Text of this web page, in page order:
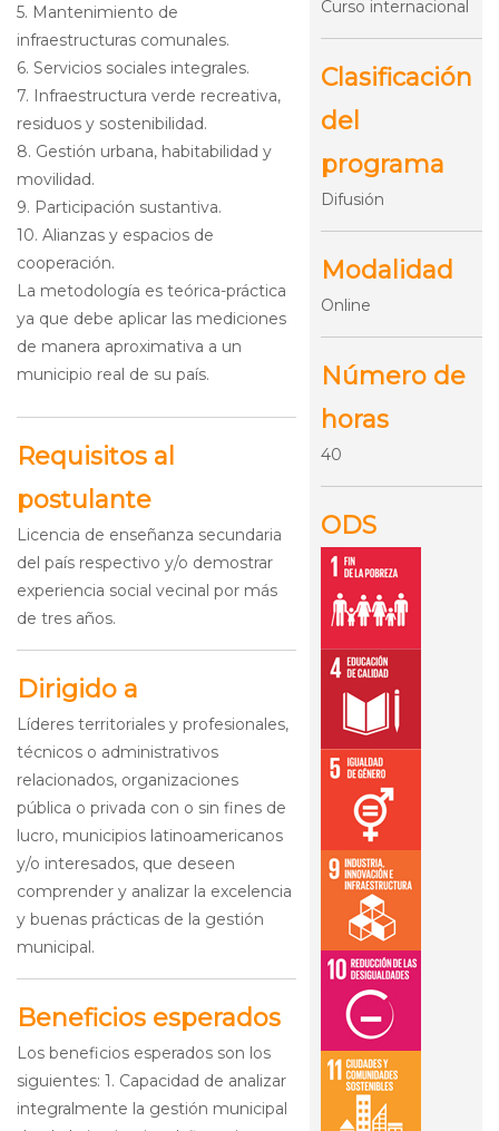
5. Mantenimiento de
infraestructuras comunales.
6. Servicios sociales integrales.
7. Infraestructura verde recreativa,
residuos y sostenibilidad.
8. Gestión urbana, habitabilidad y
movilidad.
9. Participación sustantiva.
10. Alianzas y espacios de
cooperación.
La metodología es teórica-práctica
ya que debe aplicar las mediciones
de manera aproximativa a un
municipio real de su país.
Requisitos al
postulante
Licencia de enseñanza secundaria
del país respectivo y/o demostrar
experiencia social vecinal por más
de tres años.
Dirigido a
Líderes territoriales y profesionales,
técnicos o administrativos
relacionados, organizaciones
pública o privada con o sin fines de
lucro, municipios latinoamericanos
y/o interesados, que deseen
comprender y analizar la excelencia
y buenas prácticas de la gestión
municipal.
Beneficios esperados
Los beneficios esperados son los
siguientes: 1. Capacidad de analizar
integralmente la gestión municipal
Curso internacional
Clasificación
del
programa
Difusión
Modalidad
Online
Número de
horas
40
ODS